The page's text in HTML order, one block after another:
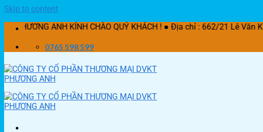
Skip to content
ANH KÍNH CHÀO QUÝ KHÁCH ! ● Địa chỉ : 662/21 Lê Văn
0765 598 599